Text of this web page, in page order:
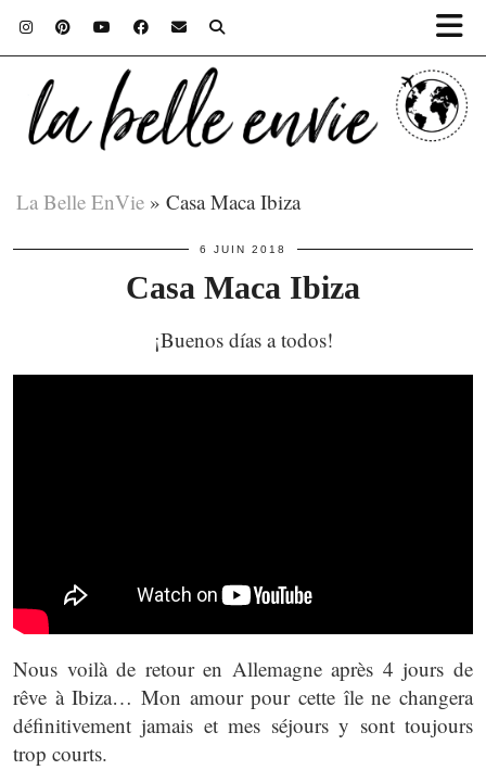
La Belle EnVie » Casa Maca Ibiza
6 JUIN 2018
Casa Maca Ibiza
¡Buenos días a todos!
Nous voilà de retour en Allemagne après 4 jours de
rêve à Ibiza… Mon amour pour cette île ne changera
définitivement jamais et mes séjours y sont toujours
trop courts.